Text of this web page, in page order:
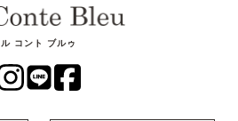
ル コント ブルゥ